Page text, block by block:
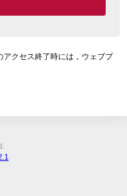
クセス終了時には，ウェブブ